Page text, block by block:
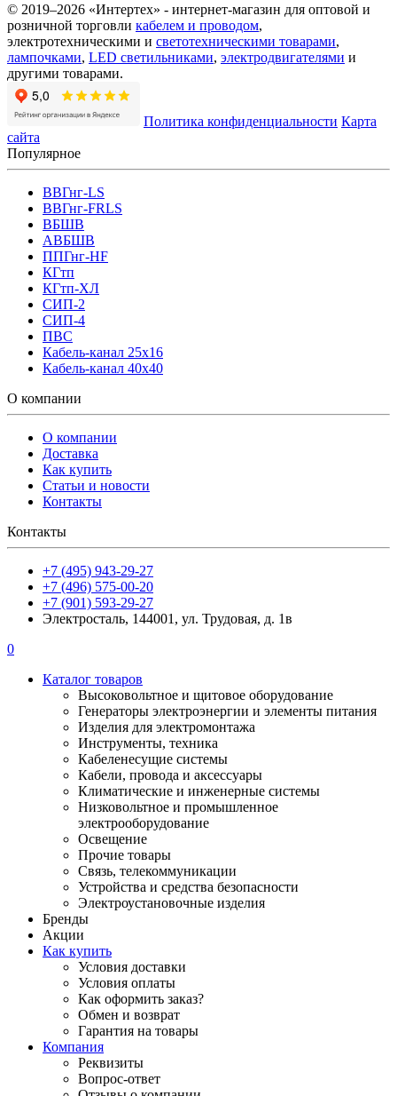
© 2019–2026 «Интертех» - интернет-магазин для оптовой и
розничной торговли кабелем и проводом,
электротехническими и светотехническими товарами,
лампочками, LED светильниками, электродвигателями и
другими товарами.
Политика конфиденциальности Карта
сайта
Популярное
ВВГнг-LS
ВВГнг-FRLS
ВБШВ
АВБШВ
ППГнг-HF
КГтп
КГтп-ХЛ
СИП-2
СИП-4
ПВС
Кабель-канал 25х16
Кабель-канал 40х40
О компании
О компании
Доставка
Как купить
Статьи и новости
Контакты
Контакты
+7 (495) 943-29-27
+7 (496) 575-00-20
+7 (901) 593-29-27
Электросталь, 144001, ул. Трудовая, д. 1в
0
Каталог товаров
Высоковольтное и щитовое оборудование
Генераторы электроэнергии и элементы питания
Изделия для электромонтажа
Инструменты, техника
Кабеленесущие системы
Кабели, провода и аксессуары
Климатические и инженерные системы
Низковольтное и промышленное
электрооборудование
Освещение
Прочие товары
Связь, телекоммуникации
Устройства и средства безопасности
Электроустановочные изделия
Бренды
Акции
Как купить
Условия доставки
Условия оплаты
Как оформить заказ?
Обмен и возврат
Гарантия на товары
Компания
Реквизиты
Вопрос-ответ